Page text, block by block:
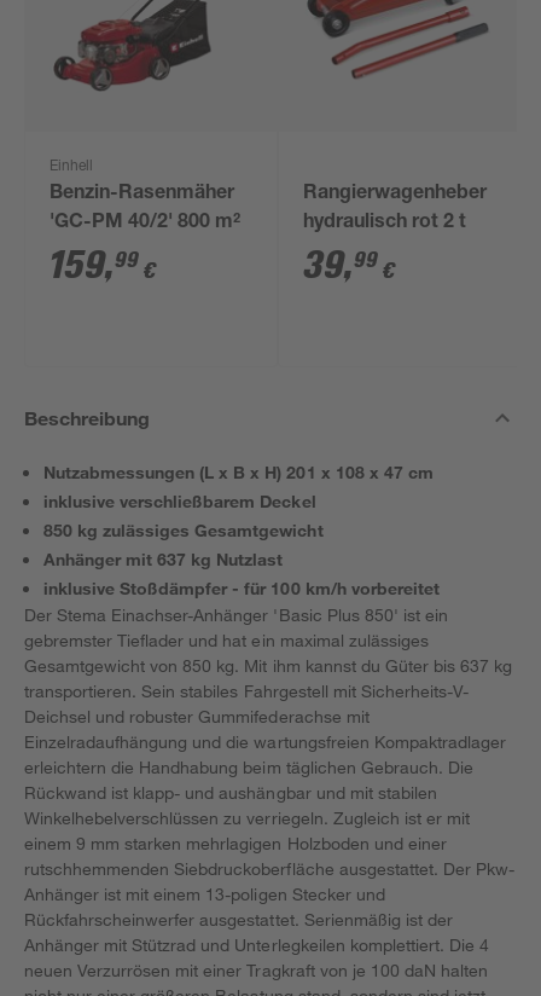
Einhell
Benzin-Rasenmäher
'GC-PM 40/2' 800 m²
159,99 €
Rangierwagenheber
hydraulisch rot 2 t
39,99 €
Beschreibung
Nutzabmessungen (L x B x H) 201 x 108 x 47 cm
inklusive verschließbarem Deckel
850 kg zulässiges Gesamtgewicht
Anhänger mit 637 kg Nutzlast
inklusive Stoßdämpfer - für 100 km/h vorbereitet
Der Stema Einachser-Anhänger 'Basic Plus 850' ist ein
gebremster Tieflader und hat ein maximal zulässiges
Gesamtgewicht von 850 kg. Mit ihm kannst du Güter bis 637 kg
transportieren. Sein stabiles Fahrgestell mit Sicherheits-V-
Deichsel und robuster Gummifederachse mit
Einzelradaufhängung und die wartungsfreien Kompaktradlager
erleichtern die Handhabung beim täglichen Gebrauch. Die
Rückwand ist klapp- und aushängbar und mit stabilen
Winkelhebelverschlüssen zu verriegeln. Zugleich ist er mit
einem 9 mm starken mehrlagigen Holzboden und einer
rutschhemmenden Siebdruckoberfläche ausgestattet. Der Pkw-
Anhänger ist mit einem 13-poligen Stecker und
Rückfahrscheinwerfer ausgestattet. Serienmäßig ist der
Anhänger mit Stützrad und Unterlegkeilen komplettiert. Die 4
neuen Verzurrösen mit einer Tragkraft von je 100 daN halten